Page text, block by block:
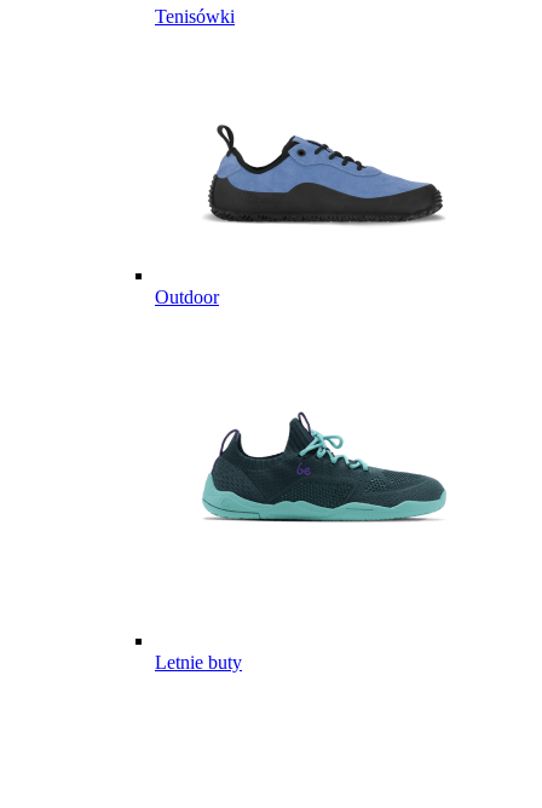
Tenisówki
Outdoor
Letnie buty